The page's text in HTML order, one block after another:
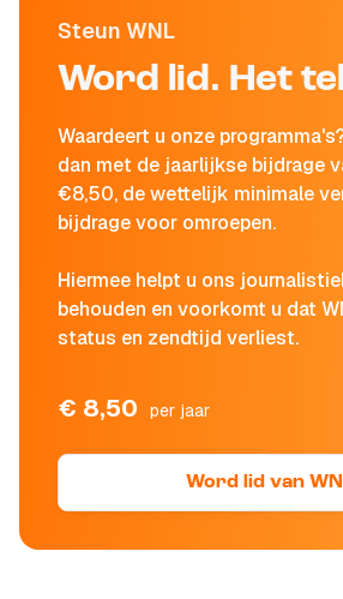
Steun WNL
Word lid. Het
Waardeert u onze
dan met de jaarlijkse bijdrage
€8,50, de wettelijk minimale
bijdrage voor omroepen.
Hiermee helpt u ons
behouden en voorkomt u dat
status en zendtijd verliest.
€ 8,50 per jaar
Word lid van